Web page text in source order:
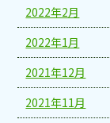
2022年2月
2022年1月
2021年12月
2021年11月